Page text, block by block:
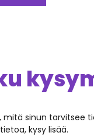
mitä sinun
kysy lisää.